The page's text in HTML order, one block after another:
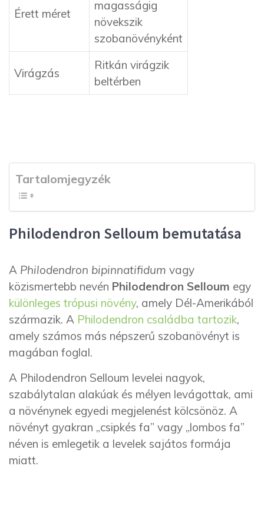
Érett méret
magasságig
növekszik
szobanövényként
Virágzás
Ritkán virágzik
beltérben
Tartalomjegyzék
Philodendron Selloum bemutatása
A Philodendron bipinnatifidum vagy
közismertebb nevén Philodendron Selloum egy
különleges trópusi növény, amely Dél-Amerikából
származik. A Philodendron családba tartozik,
amely számos más népszerű szobanövényt is
magában foglal.
A Philodendron Selloum levelei nagyok,
szabálytalan alakúak és mélyen levágottak, ami
a növénynek egyedi megjelenést kölcsönöz. A
növényt gyakran „csipkés fa” vagy „lombos fa”
néven is emlegetik a levelek sajátos formája
miatt.